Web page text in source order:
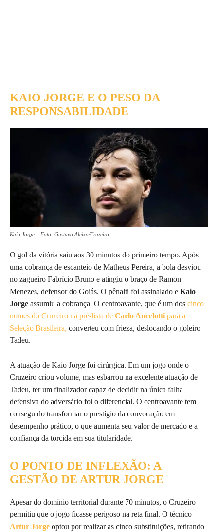
KAIO JORGE E O PESO DA
RESPONSABILIDADE
Kaio Jorge – Foto: Gustavo Aleixo/Cruzeiro
O gol da vitória saiu aos 30 minutos do primeiro tempo. Após
uma cobrança de escanteio de Matheus Pereira, a bola desviou
no zagueiro Fabrício Bruno e atingiu o braço de Ramon
Menezes, defensor do Goiás. O pênalti foi assinalado e Kaio
Jorge assumiu a cobrança. O centroavante, que é um dos cinco
nomes do Cruzeiro na pré-lista de Carlo Ancelotti para a
Seleção Brasileira, converteu com frieza, deslocando o goleiro
Tadeu.
A atuação de Kaio Jorge foi cirúrgica. Em um jogo onde o
Cruzeiro criou volume, mas esbarrou na excelente atuação de
Tadeu, ter um finalizador capaz de decidir na única falha
defensiva do adversário foi o diferencial. O centroavante tem
conseguido transformar o prestígio da convocação em
desempenho prático, o que aumenta seu valor de mercado e a
confiança da torcida em sua titularidade.
O PONTO DE INFLEXÃO: A
GESTÃO DE ARTUR JORGE
Apesar do domínio territorial durante 70 minutos, o Cruzeiro
permitiu que o jogo ficasse perigoso na reta final. O técnico
Artur Jorge optou por realizar as cinco substituições, retirando